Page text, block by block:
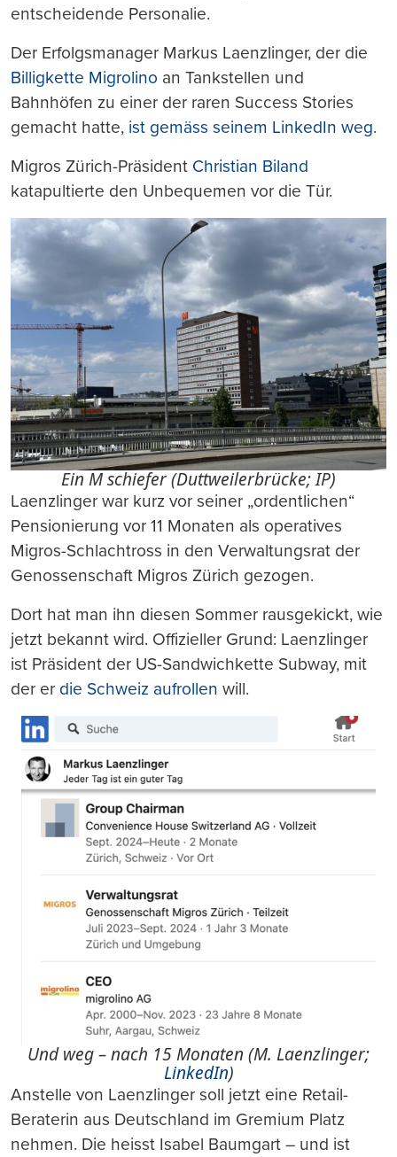
entscheidende Personalie.
Der Erfolgsmanager Markus Laenzlinger, der die
Billigkette Migrolino an Tankstellen und
Bahnhöfen zu einer der raren Success Stories
gemacht hatte, ist gemäss seinem LinkedIn weg.
Migros Zürich-Präsident Christian Biland
katapultierte den Unbequemen vor die Tür.
Ein M schiefer (Duttweilerbrücke; IP)
Laenzlinger war kurz vor seiner „ordentlichen“
Pensionierung vor 11 Monaten als operatives
Migros-Schlachtross in den Verwaltungsrat der
Genossenschaft Migros Zürich gezogen.
Dort hat man ihn diesen Sommer rausgekickt, wie
jetzt bekannt wird. Offizieller Grund: Laenzlinger
ist Präsident der US-Sandwichkette Subway, mit
der er die Schweiz aufrollen will.
Und weg – nach 15 Monaten (M. Laenzlinger;
LinkedIn)
Anstelle von Laenzlinger soll jetzt eine Retail-
Beraterin aus Deutschland im Gremium Platz
nehmen. Die heisst Isabel Baumgart – und ist